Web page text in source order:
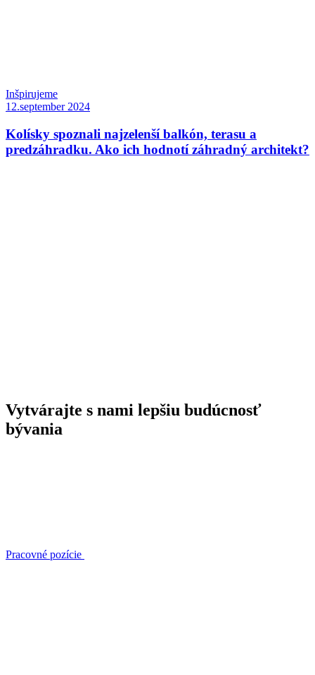
Inšpirujeme
12.september 2024
Kolísky spoznali najzelenší balkón, terasu a
predzáhradku. Ako ich hodnotí záhradný architekt?
Vytvárajte s nami lepšiu budúcnosť
bývania
Pracovné pozície